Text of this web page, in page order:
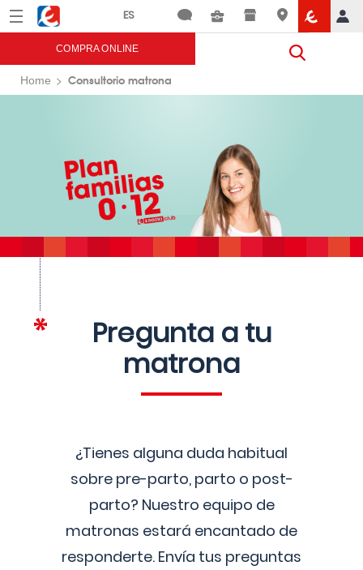
Menú Eroski
COMPRA ONLINE
Home Consultorio matrona
Pregunta a tu
matrona
¿Tienes alguna duda habitual
sobre pre-parto, parto o post-
parto? Nuestro equipo de
matronas estará encantado de
responderte. Envía tus preguntas